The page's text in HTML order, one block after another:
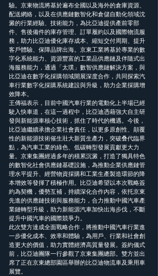
驗。京東物流將基於遍布全國以及海外的倉庫資源、
配送網絡，以及在供應鏈數智化和倉儲自動化領域沈
澱的行業經驗、技術能力，為比亞迪提供產前零部
件、售後備件的庫存管理、訂單履約以及國際物流服
務，助力比亞迪優化庫存成本、縮短交付周期、提升
客戶體驗、保障品牌出海。京東工業將基於專業的數
字化系統能力、資源豐富的工業品供應鏈及伴隨式出
海服務能力，通過「太璞」數智供應鏈解決方案，與
比亞迪在數字化採購領域開展深度合作，共同探索汽
車行業數字化採購系統建設與升級，助力企業採購增
效降本。
王傳福表示，目前中國汽車行業的電動化上半場已經
駛入快車道，在這一過程中，比亞迪憑藉強大自主研
發與新能源車核心技術，抓住了時代的機遇。今後，
比亞迪繼續承擔企業社會責任，以更多原創性、顛覆
性的新能源技術催生壯大新質生產力，突破叠代臨界
點，為汽車工業的綠色、低碳轉型發展貢獻更大力
量。京東集團經過多年的積累沉澱，打造了獨具特色
的數智化社會供應鏈基礎設施，為推動企業供應鏈管
理水平提升、經營物資採購和工業生產製造環節的降
本增效等發揮了積極作用。比亞迪希望以本次戰略簽
約為契機，優勢互補，持續深化合作內容，依托京東
先進的供應鏈技術與服務能力，合力推動中國汽車產
業鏈轉型升級，助力新能源汽車加快出海步伐，不斷
提升中國汽車的國際競爭力。
此次雙方達成全面戰略合作，將推動中國汽車行業進
一步優化成本、效率和體驗，為用戶、行業和社會創
造更大的價值，助力實體經濟高質量發展。簽約儀式
前，比亞迪團隊一行參觀了京東集團總部。雙方並出
席了正在京東總部園區舉辦的比亞迪物流車及乘用車
展覽。